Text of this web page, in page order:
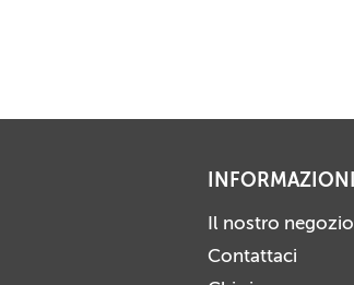
INFORMAZIONI
Il nostro negozio
Contattaci